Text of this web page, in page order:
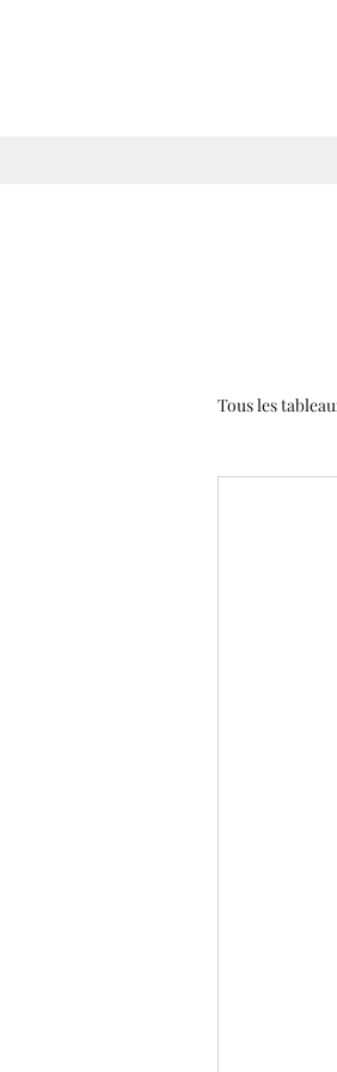
Tous les